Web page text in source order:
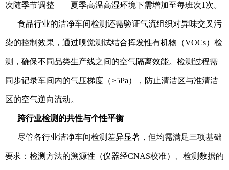
次随季节调整——夏季高温高湿环境下需增加至每班次1次。
食品行业的洁净车间检测还需验证气流组织对异味交叉污
染的控制效果，通过嗅觉测试结合挥发性有机物（VOCs）检
测，确保不同品类生产线之间的空气隔离效能。检测过程需
同步记录车间内的气压梯度（≥5Pa），防止清洁区与准清洁
区的空气逆向流动。
跨行业检测的共性与个性平衡
尽管各行业洁净车间检测差异显著，但均需满足三项基础
要求：检测方法的溯源性（仪器经CNAS校准）、检测数据的